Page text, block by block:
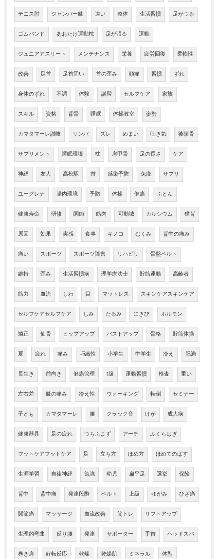
テニス肘 ジャンパー膝 違い 整体 生活習慣 足がつる
ゴムバンド あおたけ運動枕 足が張る 運動
ジュニアアスリート メンテナンス 栄養 疲労回復 柔軟性
改善 足首 足首固い 首の歪み 頭痛 習慣 ずれ
身体のずれ 不調 体験 講習 セルフケア 家族
スキル 資格 背骨 睡眠 体操教室 姿勢
カマタマーレ讃岐 リンパ ズレ めまい 吐き気 後頭骨
サプリメント 睡眠環境 枕 肩甲骨 足の長さ ケア
神経 友人 高松駅 首 感染予防 免疫 サプリ
ユーグレナ 腸内環境 予防 体操 健康 ふとん
健康寿命 研修 関節 筋肉 可動域 カルシウム 猫背
原因 効果 実感 食事 キノコ むくみ 背中の痛み
痛い スポーツ スポーツ障害 リハビリ 骨盤ベルト
維持 歪み 生活習慣病 理学療法士 貯筋運動 高齢者
筋力 血流 しわ 目 マットレス スキンケアスキンケア
セルフケアセルフケア しみ たるみ にきび ホルモン
矯正 仙骨 ヒップアップ バストアップ 骨格 貯筋体操
夏 疲れ 痛み 巧緻性 小学生 中学生 冷え 肥満
長生き 前向き 健康管理 1級 運動習慣 検査 重い
左右差 膝の痛み 冷え性 ウォーキング 転倒 セミナー
子ども カマタマーレ 腰 クラック音 けが 成人病
健康器具 足の疲れ つちふまず アーチ ふくらはぎ
フットケアフットケア 足 立ち方 ほめ方 ほめてのばす
生涯学習 自律神経 勉強 幼児 扁平足 選挙 保険
背中 背中痛 発達段階 ベルト 上級 ゆがみ ひざ痛
関節痛 マッサージ 血流改善 筋トレ リフトアップ
生理的弯曲 反り腰 発達 サポーター 手首 ヘッドスパ
巻き肩 好転反応 乾燥 乾燥肌 ミネラル 体型